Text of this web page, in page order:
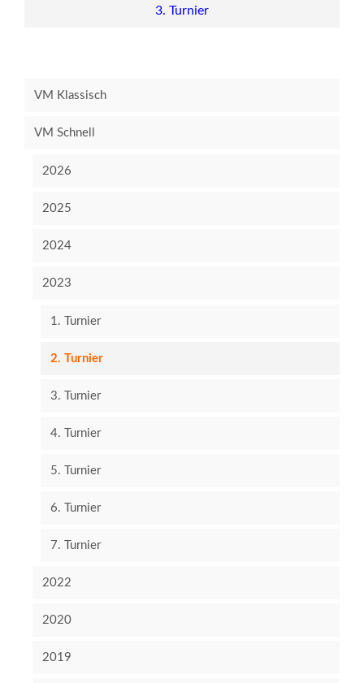
3. Turnier
VM Klassisch
VM Schnell
2026
2025
2024
2023
1. Turnier
2. Turnier
3. Turnier
4. Turnier
5. Turnier
6. Turnier
7. Turnier
2022
2020
2019